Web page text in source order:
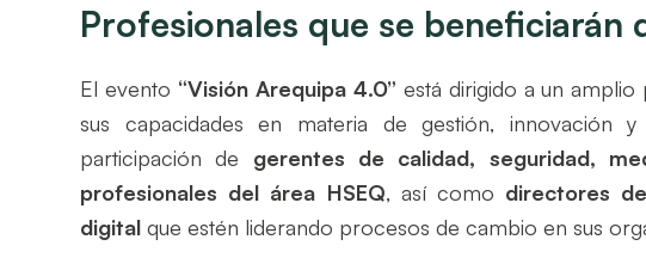
Profesionales que se beneficiarán
El evento “Visión Arequipa 4.0” está dirigido a un
sus capacidades en materia de gestión, innovación
participación de gerentes de calidad, seguridad,
profesionales del área HSEQ, así como directores
digital que estén liderando procesos de cambio en sus